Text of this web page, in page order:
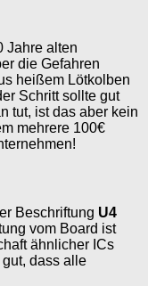
Jahre alten
die Gefahren
heißem Lötkolben
Schritt sollte gut
tut, ist das aber kein
mehrere 100€
Beschriftung U4
vom Board ist
ähnlicher ICs
dass alle